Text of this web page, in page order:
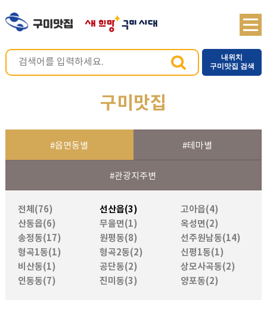
내위치
구미맛집 검색
구미맛집
#읍면동별 #테마별
#관광지주변
전체(76) 선산읍(3)
고아읍(4)
산동읍(6)
무을면(1)
옥성면(2)
송정동(17)
원평동(8)
선주원남동(14)
형곡1동(1)
형곡2동(2)
신평1동(1)
비산동(1)
공단동(2)
상모사곡동(2)
인동동(7)
진미동(3) 양포동(2)